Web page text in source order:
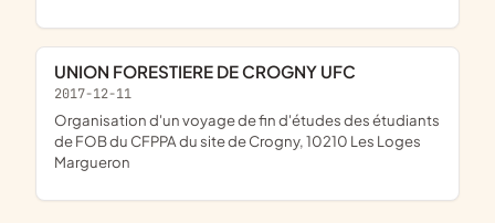
UNION FORESTIERE DE CROGNY UFC
2017-12-11
organisation d'un voyage de fin d'études des étudiants
de FOB du CFPPA du site de Crogny, 10210 Les Loges
Margueron